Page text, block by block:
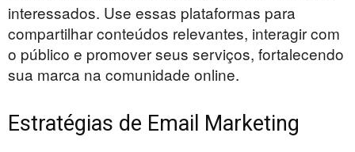
interessados. Use essas plataformas para
compartilhar conteúdos relevantes, interagir com
o público e promover seus serviços, fortalecendo
sua marca na comunidade online.
Estratégias de Email Marketing